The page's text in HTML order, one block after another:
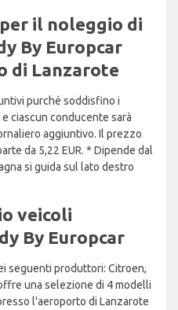
il noleggio di
By Europcar
di Lanzarote
purché soddisfino i
ciascun conducente sarà
aggiuntivo. Il prezzo
da 5,22 EUR. * Dipende dal
si guida sul lato destro
veicoli
By Europcar
seguenti produttori: Citroen,
una selezione di 4 modelli
l'aeroporto di Lanzarote